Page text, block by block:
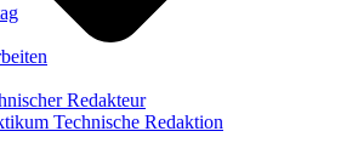
Redakteur
Technische Redaktion